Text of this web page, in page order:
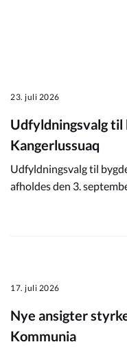
23. juli 2026
Udfyldningsvalg
Kangerlussuaq
Udfyldningsvalg til
afholdes den 3.
17. juli 2026
Nye ansigter
Kommunia